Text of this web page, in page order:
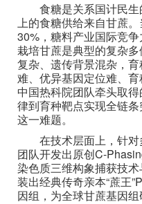
食糖是关系国计民
上的食糖供给来自甘蔗
30%，糖料产业国际竞
栽培甘蔗是典型的复杂
复杂、遗传背景混杂，
难、优异基因定位难、
中国热科院团队牵头取
律到育种靶点实现全链
这一难题。
在技术层面上，针
团队开发出原创C-
染色质三维构象捕获技
装出经典传奇亲本“蔗王
因组，为全球甘蔗基因组